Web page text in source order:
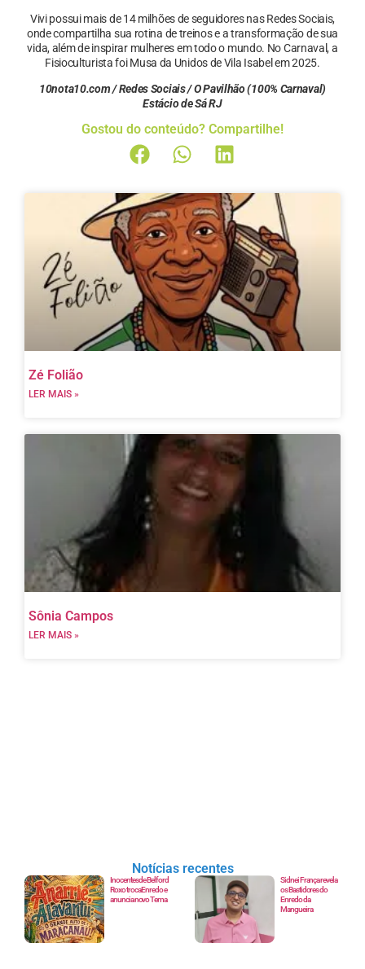
Vivi possui mais de 14 milhões de seguidores nas Redes Sociais,
onde compartilha sua rotina de treinos e a transformação de sua
vida, além de inspirar mulheres em todo o mundo. No Carnaval, a
Fisioculturista foi Musa da Unidos de Vila Isabel em 2025.
10nota10.com / Redes Sociais / O Pavilhão (100% Carnaval)
Estácio de Sá RJ
Gostou do conteúdo? Compartilhe!
Zé Folião
LER MAIS »
Sônia Campos
LER MAIS »
Notícias recentes
Inocentes de Belford
Roxo troca Enredo e
anuncia novo Tema
Sidnei França revela
os Bastidores do
Enredo da
Mangueira